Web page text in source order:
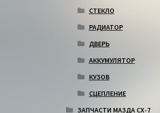
СТЕКЛО
РАДИАТОР
ДВЕРЬ
АККУМУЛЯТОР
КУЗОВ
СЦЕПЛЕНИЕ
ЗАПЧАСТИ МАЗДА СХ-7